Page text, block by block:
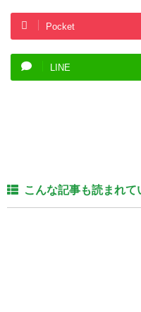
Pocket
LINE
こんな記事も読まれて